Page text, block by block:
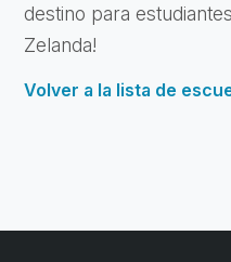
destino para
Zelanda!
Volver a la lista de